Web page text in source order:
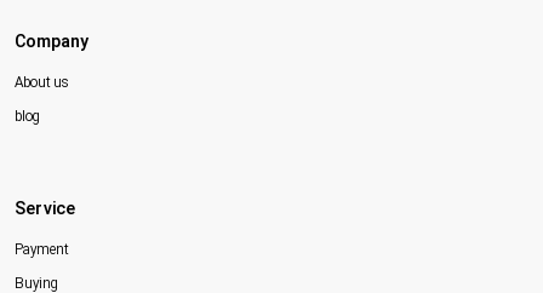
Company
About us
blog
Service
Payment
Buying